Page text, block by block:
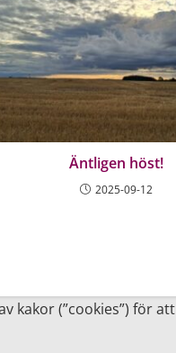
Äntligen höst!
2025-09-12
(”cookies”) för